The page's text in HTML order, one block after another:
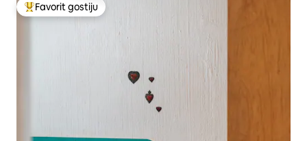
Glavni favorit gostiju
Favorit gostiju